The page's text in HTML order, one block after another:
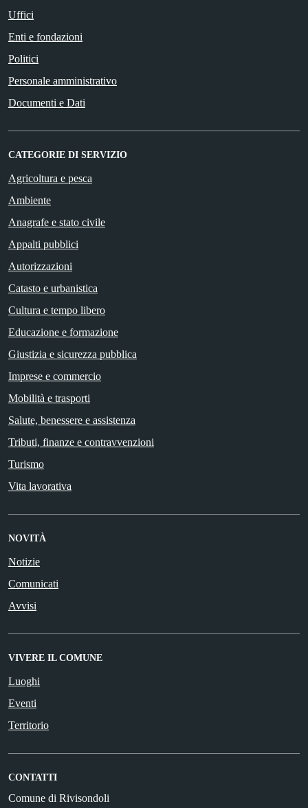
Uffici
Enti e fondazioni
Politici
Personale amministrativo
Documenti e Dati
CATEGORIE DI SERVIZIO
Agricoltura e pesca
Ambiente
Anagrafe e stato civile
Appalti pubblici
Autorizzazioni
Catasto e urbanistica
Cultura e tempo libero
Educazione e formazione
Giustizia e sicurezza pubblica
Imprese e commercio
Mobilità e trasporti
Salute, benessere e assistenza
Tributi, finanze e contravvenzioni
Turismo
Vita lavorativa
NOVITÀ
Notizie
Comunicati
Avvisi
VIVERE IL COMUNE
Luoghi
Eventi
Territorio
CONTATTI
Comune di Rivisondoli